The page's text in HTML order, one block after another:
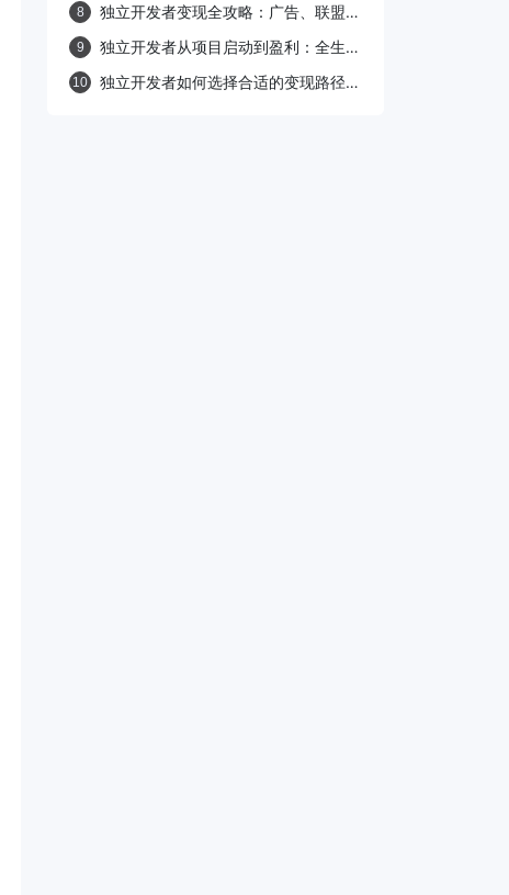
8
独立开发者变现全攻略：广告、联盟营
9
独立开发者从项目启动到盈利：全生命
10
独立开发者如何选择合适的变现路径：